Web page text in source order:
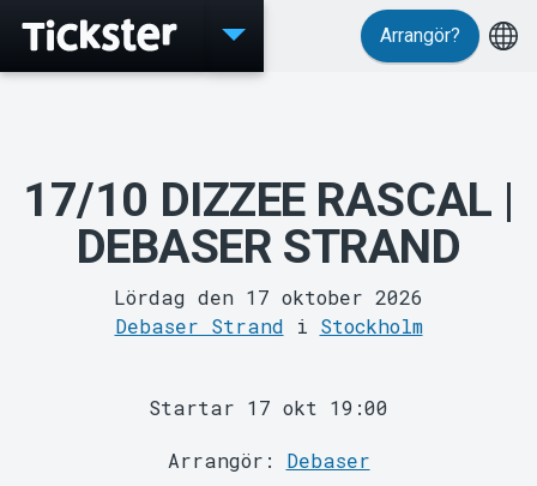
MyTickster
Arrangör?
17/10 DIZZEE RASCAL |
DEBASER STRAND
Lördag den 17 oktober 2026
Debaser Strand i Stockholm
Startar 17 okt 19:00
Arrangör: Debaser